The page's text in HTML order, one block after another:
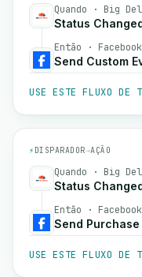
Quando · Big
Status
Então ·
Send Custom
USE ESTE FLUXO DE
⚡ DISPARADOR→AÇÃO
Quando · Big
Status
Então ·
Send Purchase
USE ESTE FLUXO DE